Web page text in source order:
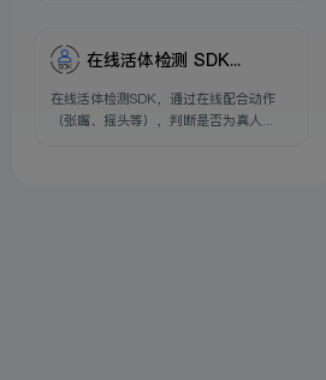
在线活体检测 SDK...
在线活体检测SDK，通过在线配合动作
（张嘴、摇头等），判断是否为真人...